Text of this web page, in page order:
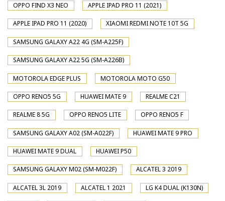
OPPO FIND X3 NEO APPLE IPAD PRO 11 (2021)
APPLE IPAD PRO 11 (2020) XIAOMI REDMI NOTE 10T 5G
SAMSUNG GALAXY A22 4G (SM-A225F)
SAMSUNG GALAXY A22 5G (SM-A226B)
MOTOROLA EDGE PLUS MOTOROLA MOTO G50
OPPO RENO5 5G HUAWEI MATE 9 REALME C21
REALME 8 5G OPPO RENO5 LITE OPPO RENO5 F
SAMSUNG GALAXY A02 (SM-A022F) HUAWEI MATE 9 PRO
HUAWEI MATE 9 DUAL HUAWEI P50
SAMSUNG GALAXY M02 (SM-M022F) ALCATEL 3 2019
ALCATEL 3L 2019 ALCATEL 1 2021 LG K4 DUAL (K130N)